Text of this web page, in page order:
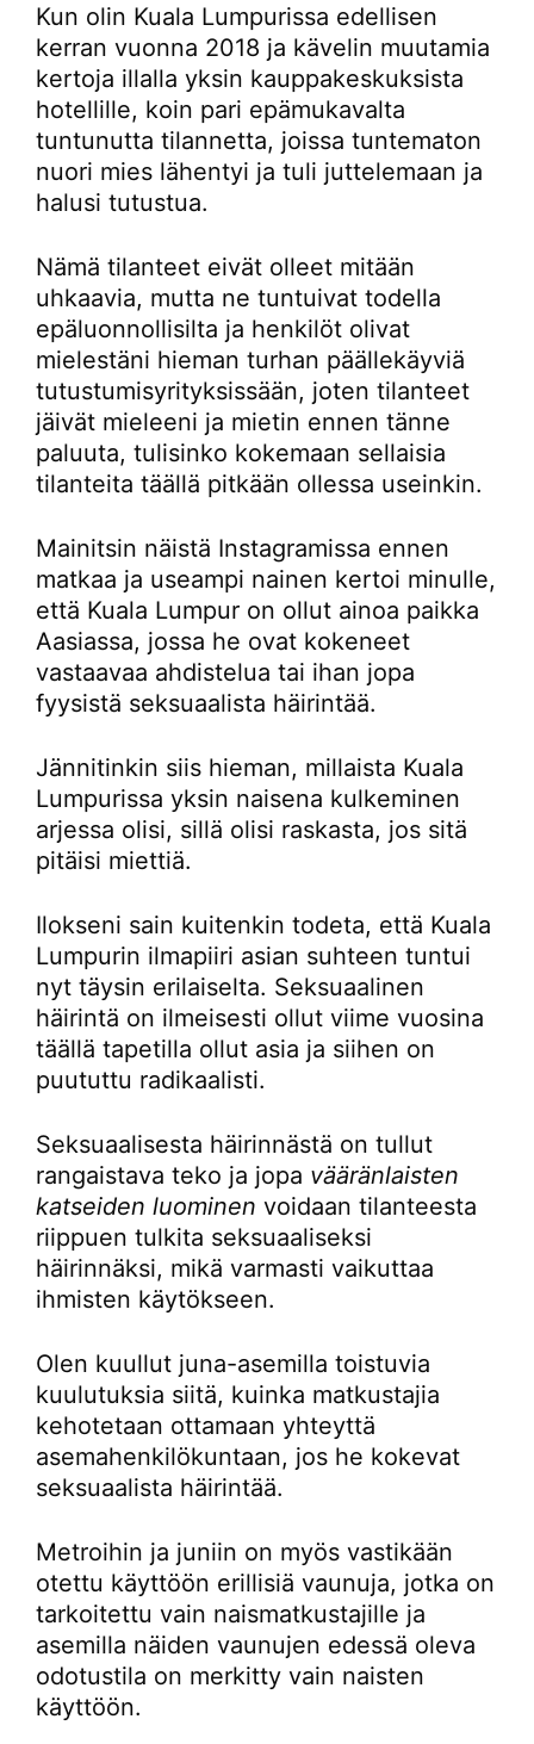
Kun olin Kuala Lumpurissa edellisen
kerran vuonna 2018 ja kävelin muutamia
kertoja illalla yksin kauppakeskuksista
hotellille, koin pari epämukavalta
tuntunutta tilannetta, joissa tuntematon
nuori mies lähentyi ja tuli juttelemaan ja
halusi tutustua.
Nämä tilanteet eivät olleet mitään
uhkaavia, mutta ne tuntuivat todella
epäluonnollisilta ja henkilöt olivat
mielestäni hieman turhan päällekäyviä
tutustumisyrityksissään, joten tilanteet
jäivät mieleeni ja mietin ennen tänne
paluuta, tulisinko kokemaan sellaisia
tilanteita täällä pitkään ollessa useinkin.
Mainitsin näistä Instagramissa ennen
matkaa ja useampi nainen kertoi minulle,
että Kuala Lumpur on ollut ainoa paikka
Aasiassa, jossa he ovat kokeneet
vastaavaa ahdistelua tai ihan jopa
fyysistä seksuaalista häirintää.
Jännitinkin siis hieman, millaista Kuala
Lumpurissa yksin naisena kulkeminen
arjessa olisi, sillä olisi raskasta, jos sitä
pitäisi miettiä.
Ilokseni sain kuitenkin todeta, että Kuala
Lumpurin ilmapiiri asian suhteen tuntui
nyt täysin erilaiselta. Seksuaalinen
häirintä on ilmeisesti ollut viime vuosina
täällä tapetilla ollut asia ja siihen on
puututtu radikaalisti.
Seksuaalisesta häirinnästä on tullut
rangaistava teko ja jopa vääränlaisten
katseiden luominen voidaan tilanteesta
riippuen tulkita seksuaaliseksi
häirinnäksi, mikä varmasti vaikuttaa
ihmisten käytökseen.
Olen kuullut juna-asemilla toistuvia
kuulutuksia siitä, kuinka matkustajia
kehotetaan ottamaan yhteyttä
asemahenkilökuntaan, jos he kokevat
seksuaalista häirintää.
Metroihin ja juniin on myös vastikään
otettu käyttöön erillisiä vaunuja, jotka on
tarkoitettu vain naismatkustajille ja
asemilla näiden vaunujen edessä oleva
odotustila on merkitty vain naisten
käyttöön.